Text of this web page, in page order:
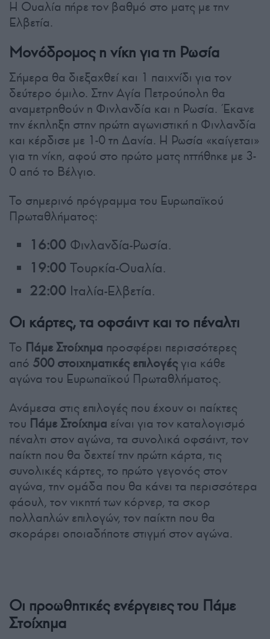
Η Ουαλία πήρε τον βαθμό στο ματς με την
Ελβετία.
Μονόδρομος η νίκη για τη Ρωσία
Σήμερα θα διεξαχθεί και 1 παιχνίδι για τον
δεύτερο όμιλο. Στην Αγία Πετρούπολη θα
αναμετρηθούν η Φινλανδία και η Ρωσία. Έκανε
την έκπληξη στην πρώτη αγωνιστική η Φινλανδία
και κέρδισε με 1-0 τη Δανία. Η Ρωσία «καίγεται»
για τη νίκη, αφού στο πρώτο ματς ηττήθηκε με 3-
0 από το Βέλγιο.
Το σημερινό πρόγραμμα του Ευρωπαϊκού
Πρωταθλήματος:
16:00 Φινλανδία-Ρωσία.
19:00 Τουρκία-Ουαλία.
22:00 Ιταλία-Ελβετία.
Οι κάρτες, τα οφσάιντ και το πέναλτι
Το Πάμε Στοίχημα προσφέρει περισσότερες
από 500 στοιχηματικές επιλογέςγια κάθε
αγώνα του Ευρωπαϊκού Πρωταθλήματος.
Ανάμεσα στις επιλογές που έχουν οι παίκτες
του Πάμε Στοίχημα είναι για τον καταλογισμό
πέναλτι στον αγώνα, τα συνολικά οφσάιντ, τον
παίκτη που θα δεχτεί την πρώτη κάρτα, τις
συνολικές κάρτες, το πρώτο γεγονός στον
αγώνα, την ομάδα που θα κάνει τα περισσότερα
φάουλ, τον νικητή των κόρνερ, τα σκορ
πολλαπλών επιλογών, τον παίκτη που θα
σκοράρει οποιαδήποτε στιγμή στον αγώνα.
Οι προωθητικές ενέργειες του Πάμε
Στοίχημα